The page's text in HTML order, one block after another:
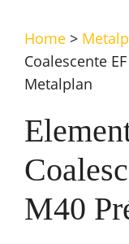
Home >
Coalescente
Metalplan
M40